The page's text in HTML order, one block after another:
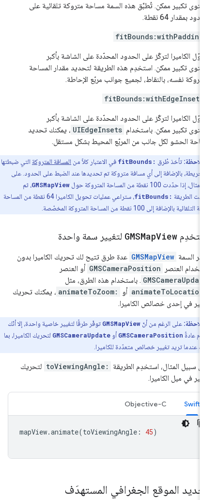
تكبير ممكن. تُطبِّق هذه السمة مساحة متروكة تلقائية على
بمقدار 64 نقطة.
الكاميرا لتركّز على الحدود المحدّدة على الشاشة بأكبر
تكبير ممكن. استخدِم هذه الطريقة لتحديد مقدار المساحة
نفسه، بالنقاط، لجميع جوانب مربّع الإحاطة.
الكاميرا لتركّز على الحدود المحدّدة على الشاشة بأكبر
تكبير ممكن. باستخدام UIEdgeInsets ، يمكنك تحديد
الحشو لكل جانب من المربّع المحيط بشكل مستقل.
ملاحظة:تأخذ طُرقfitBounds:في الاعتبار كلاً منالمسافة المتروكةالتي ضبطتها
بالإضافة إلى أي مسافة متروكة تم تحديدها عند الضبط على الحدود. على
إذا حدّدت 100 نقطة من المساحة المتروكة حول
GMSMapView، ثم
الطريقةfitBounds:
، ستراعي عمليات تحويل الكاميرا 64 نقطة من المساحة
بالإضافة إلى 100 نقطة من المساحة المتروكة المخصّصة.
GMSMapView لتغيير سمة واحدة
السمة GMSMapView عدة طرق تتيح لك تحريك الكاميرا بدون
العنصر GMSCameraPosition أو العنصر
. باستخدام هذه الطرق، مثل
أو animateToZoom: ، يمكنك تحريك
في إحدى خصائص الكاميرا.
ملاحظة:على الرغم من أنّGMSMapViewتوفّر طرقًا لتغيير خاصية واحدة، إلا أنّك
عادةًGMSCameraPositionأوGMSCameraUpdateلتحريك الكاميرا، بما
عندما تريد تغيير خصائص متعدّدة للكاميرا.
سبيل المثال، استخدِم الطريقة toViewingAngle: لتحريك
في ميل الكاميرا.
Swift
Objective-C
mapView.animate(toViewingAngle:
الموقع الجغرافي المستهدَف